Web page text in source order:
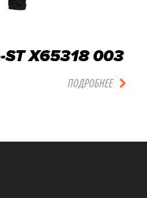
X65318 003
ПОДРОБНЕЕ